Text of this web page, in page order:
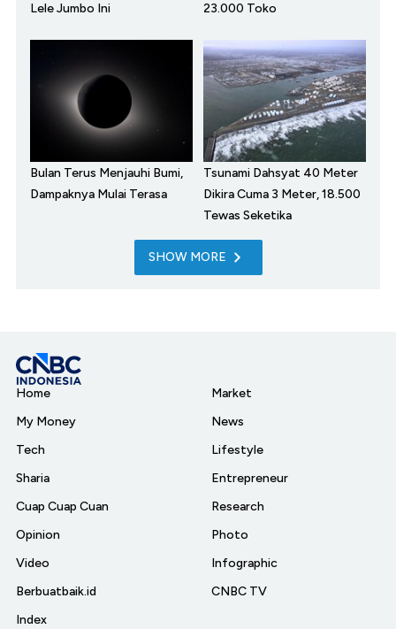
Lele Jumbo Ini
23.000 Toko
Bulan Terus Menjauhi Bumi,
Dampaknya Mulai Terasa
Tsunami Dahsyat 40 Meter
Dikira Cuma 3 Meter, 18.500
Tewas Seketika
SHOW MORE
Home
My Money
Tech
Sharia
Cuap Cuap Cuan
Opinion
Video
Berbuatbaik.id
Index
Market
News
Lifestyle
Entrepreneur
Research
Photo
Infographic
CNBC TV